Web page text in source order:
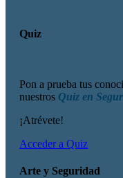
Quiz
Pon a prueba tus
nuestros Quiz en
¡Atrévete!
Acceder a Quiz
Arte y Seguridad